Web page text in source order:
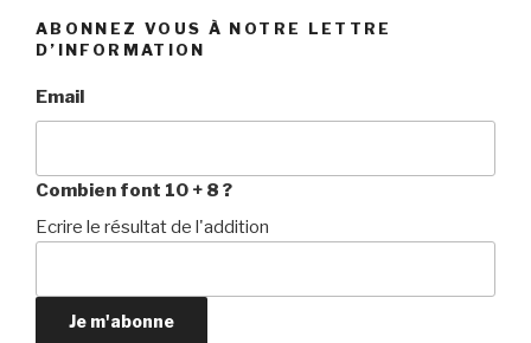
ABONNEZ VOUS À NOTRE LETTRE
D’INFORMATION
Email
Combien font 10 + 8 ?
Ecrire le résultat de l'addition
Je m'abonne